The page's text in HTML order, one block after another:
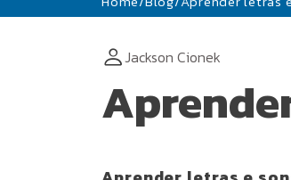
Jackson Cionek